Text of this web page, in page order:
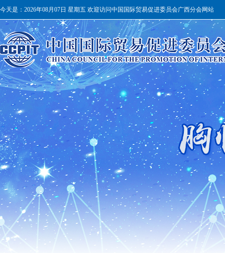
今天是： 2026年08月07日 星期五 欢迎访问中国国际贸易促进委员会广西分会网站